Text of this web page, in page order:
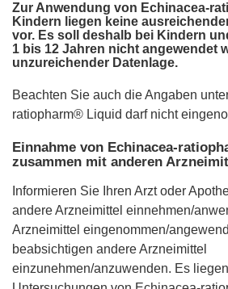
Zur Anwendung von Echinacea-
Kindern liegen keine
vor. Es soll deshalb bei Kindern
1 bis 12 Jahren nicht angewendet
unzureichender Datenlage.
Beachten Sie auch die Angaben
ratiopharm® Liquid darf nicht
Einnahme von Echinacea-
zusammen mit anderen
Informieren Sie Ihren Arzt oder
andere Arzneimittel einnehmen/
Arzneimittel eingenommen/
beabsichtigen andere Arzneimittel
einzunehmen/anzuwenden. Es